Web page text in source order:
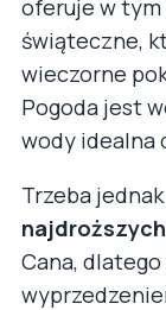
oferuje w
świąteczne,
wieczorne
Pogoda jest
wody idealna
Trzeba
Cana,